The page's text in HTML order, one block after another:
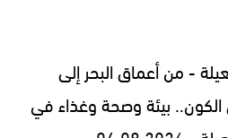
- من أعماق البحر إلى
بيئة وصحة وغذاء في